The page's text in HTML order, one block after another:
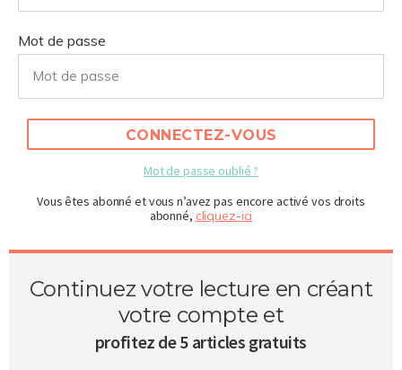
Mot de passe
CONNECTEZ-VOUS
Mot de passe oublié ?
Vous êtes abonné et vous n’avez pas encore activé vos droits
abonné, cliquez-ici
Continuez votre lecture en créant
votre compte et
profitez de 5 articles gratuits